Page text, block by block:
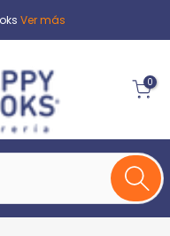
Ver más
0